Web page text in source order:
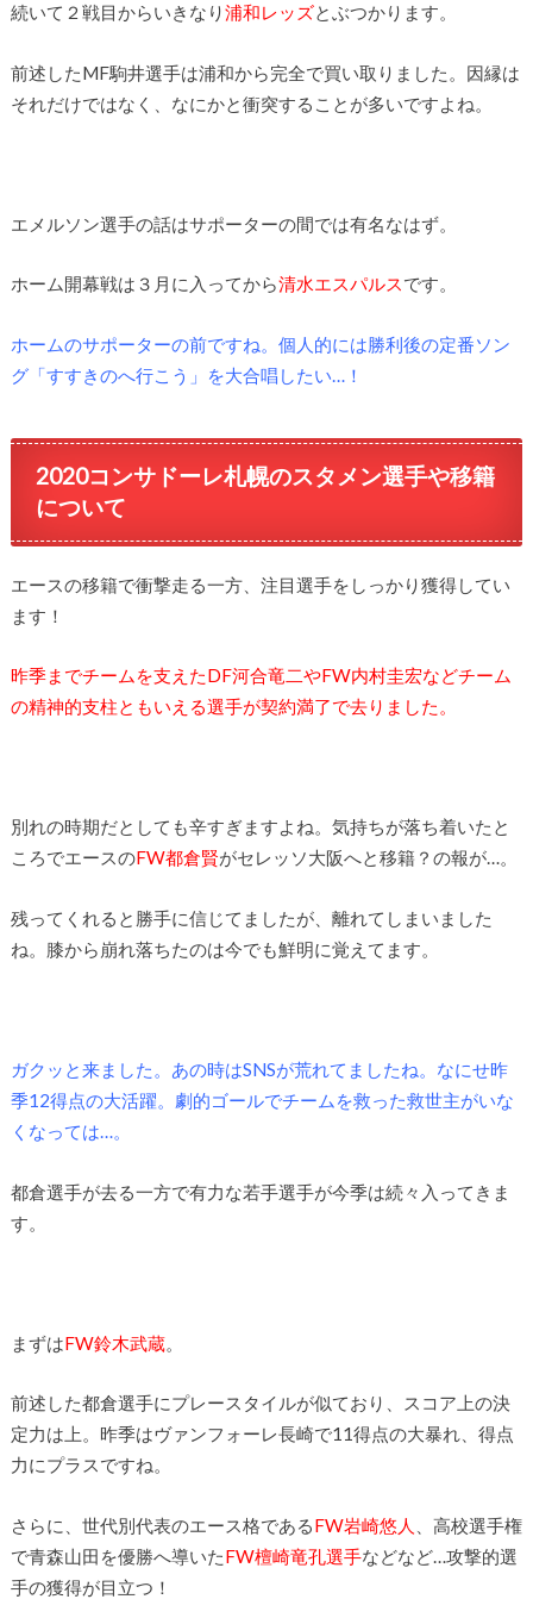
続いて２戦目からいきなり浦和レッズとぶつかります。
前述したMF駒井選手は浦和から完全で買い取りました。因縁は
それだけではなく、なにかと衝突することが多いですよね。
エメルソン選手の話はサポーターの間では有名なはず。
ホーム開幕戦は３月に入ってから清水エスパルスです。
ホームのサポーターの前ですね。個人的には勝利後の定番ソン
グ「すすきのへ行こう」を大合唱したい…！
2020コンサドーレ札幌のスタメン選手や移籍
について
エースの移籍で衝撃走る一方、注目選手をしっかり獲得してい
ます！
昨季までチームを支えたDF河合竜二やFW内村圭宏などチーム
の精神的支柱ともいえる選手が契約満了で去りました。
別れの時期だとしても辛すぎますよね。気持ちが落ち着いたと
ころでエースのFW都倉賢がセレッソ大阪へと移籍？の報が…。
残ってくれると勝手に信じてましたが、離れてしまいました
ね。膝から崩れ落ちたのは今でも鮮明に覚えてます。
ガクッと来ました。あの時はSNSが荒れてましたね。なにせ昨
季12得点の大活躍。劇的ゴールでチームを救った救世主がいな
くなっては…。
都倉選手が去る一方で有力な若手選手が今季は続々入ってきま
す。
まずはFW鈴木武蔵。
前述した都倉選手にプレースタイルが似ており、スコア上の決
定力は上。昨季はヴァンフォーレ長崎で11得点の大暴れ、得点
力にプラスですね。
さらに、世代別代表のエース格であるFW岩崎悠人
、高校選手権
で青森山田を優勝へ導いたFW檀崎竜孔選手などなど…攻撃的選
手の獲得が目立つ！